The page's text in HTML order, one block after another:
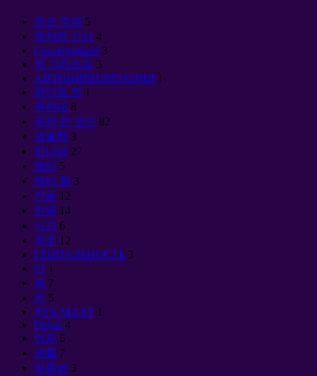
주요 주제 5
추천된 기사 4
Uncategorized 3
적 그리스도 3
АНТИЦИВИЛИЗАЦИЯ 1
화이트 썬 1
무한대 8
무한 한 공간 82
생물학 3
하나님 27
벡터 5
벡터 힘 3
진동 12
전원 14
시간 6
우주 12
ГЕНИАЛЬНОСТЬ 3
산 1
죄 7
돈 5
ДУХ МААТ 1
Devas 4
여자 6
생활 7
맞춤법 3